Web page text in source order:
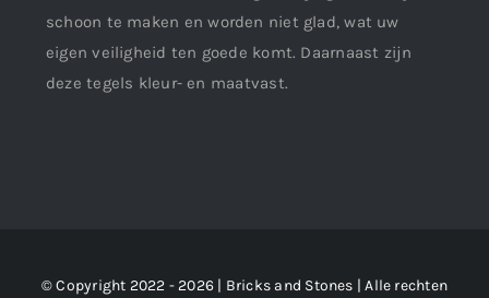
schoon te maken en worden niet glad, wat uw
eigen veiligheid ten goede komt. Daarnaast zijn
deze tegels kleur- en maatvast.
© Copyright 2022 - 2026 | Bricks and Stones | Alle rechten